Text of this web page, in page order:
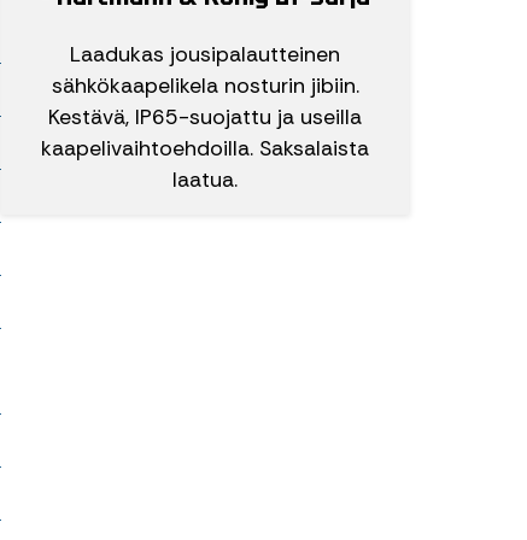
Laadukas jousipalautteinen
sähkökaapelikela nosturin jibiin.
Kestävä, IP65-suojattu ja useilla
kaapelivaihtoehdoilla. Saksalaista
laatua.